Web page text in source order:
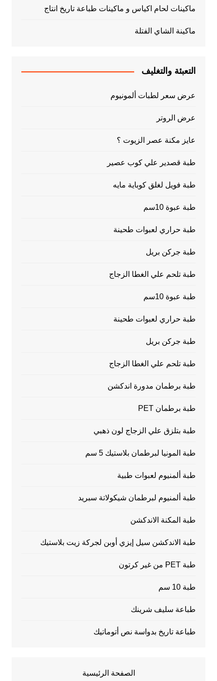
ماكينات لحام اكياس و ماكينات طباعة تاريخ انتاج
ماكينة الشاي الفتلة
التعبئة والتغليف
عرض سعر لطبات ألمونيوم
عرض الروتر
عايز مكنة عصر الزيوت ؟
طبة قصدير علي كوب عصير
طبة فويل لغلق كوباية مايه
طبة عبوة 10سم
طبة حراري لعبوات طحينة
طبة جركن بريل
طبة تلحم علي الغطا الزجاج
طبة عبوة 10سم
طبة حراري لعبوات طحينة
طبة جركن بريل
طبة تلحم علي الغطا الزجاج
طبة برطمان مدورة اندكشن
طبة برطمان PET
طبة بتلزق علي الزجاج لون ذهبي
طبة المونيا لبرطمان بلاستيك 5 سم
طبة ألمنيوم لعبوات طبية
طبة ألمنيوم لبرطمان شيكولاتة سبريد
طبة المكنة الاندكشن
طبة الاندكشن سيل إيزي أوبن لجركة زيت بلاستيك
طبة PET من غير كرتون
طبة 10 سم
طباعة سليف شرينك
طباعة تاريخ بدواسة نص أتوماتيك
الصفحة الرئيسية